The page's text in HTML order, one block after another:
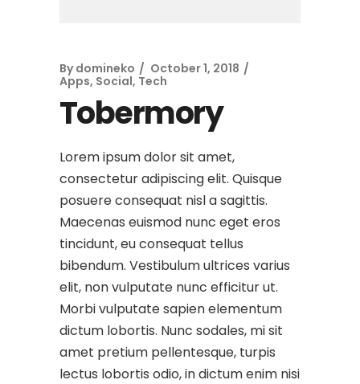
By domineko
October 1, 2018
Apps, Social, Tech
Tobermory
Lorem ipsum dolor sit amet,
consectetur adipiscing elit. Quisque
posuere consequat nisl a sagittis.
Maecenas euismod nunc eget eros
tincidunt, eu consequat tellus
bibendum. Vestibulum ultrices varius
elit, non vulputate nunc efficitur ut.
Morbi vulputate sapien elementum
dictum lobortis. Nunc sodales, mi sit
amet pretium pellentesque, turpis
lectus lobortis odio, in dictum enim nisi